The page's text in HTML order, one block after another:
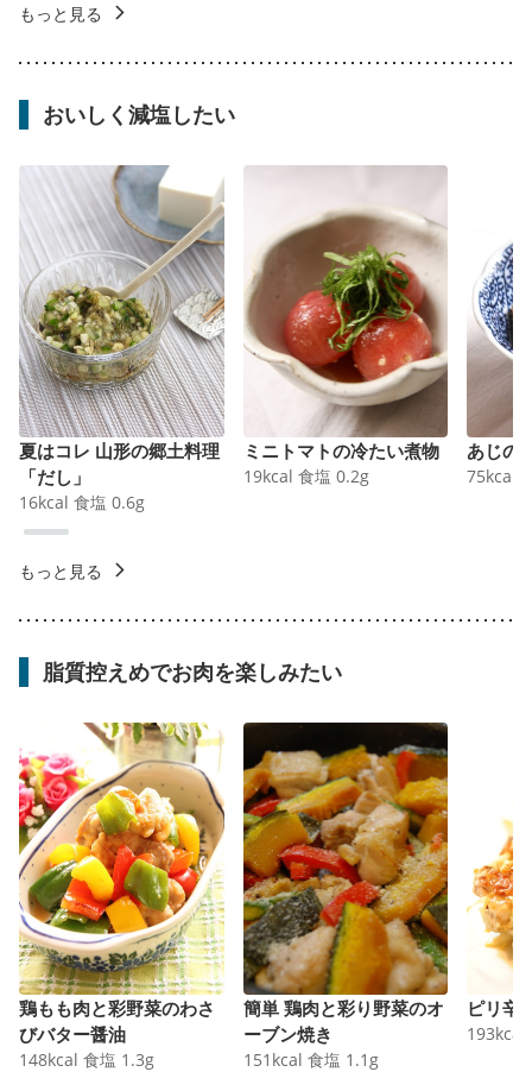
もっと見る
おいしく減塩したい
夏はコレ 山形の郷土料理
「だし」
16kcal 食塩 0.6g
ミニトマトの冷たい煮物
19kcal 食塩 0.2g
あじの
75kcal
もっと見る
脂質控えめでお肉を楽しみたい
鶏もも肉と彩野菜のわさ
びバター醤油
148kcal 食塩 1.3g
簡単 鶏肉と彩り野菜のオ
ーブン焼き
151 kcal 食塩 1.1 g
ピリ辛
193kcal